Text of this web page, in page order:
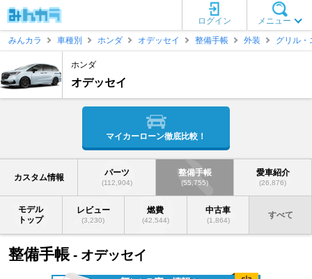
メニュー
ログイン
みんカラ
車種別 ホンダ オデッセイ 整備手帳 外装 グリル・
ホンダ
オデッセイ
マイカーローン徹底比較！
カスタム情報 パーツ
(112,904)
整備手帳
(55,755)
愛車紹介
(26,876)
モデル
トップ
レビュー
(3,230)
燃費
(42,544)
中古車
(1,864)
すべて
整備手帳 - オデッセイ